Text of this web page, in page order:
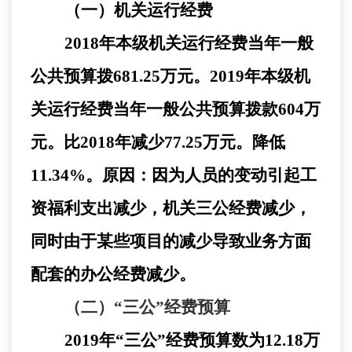
（一）机关运行经费
2018年本级机关运行经费当年一般
公共预算拨681.25万元。2019年本级机
关运行经费当年一般公共预算拨款604万
元。比2018年减少77.25万元。降低
11.34%。原因：因为人员的变动引起工
资福利支出减少，机关三公经费减少，
同时由于某些项目的减少导致业务方面
配套的办公经费减少。
（二） “三公”经费预算
2019年“三公”经费预算数为12.18万